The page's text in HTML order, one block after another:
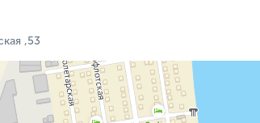
,53